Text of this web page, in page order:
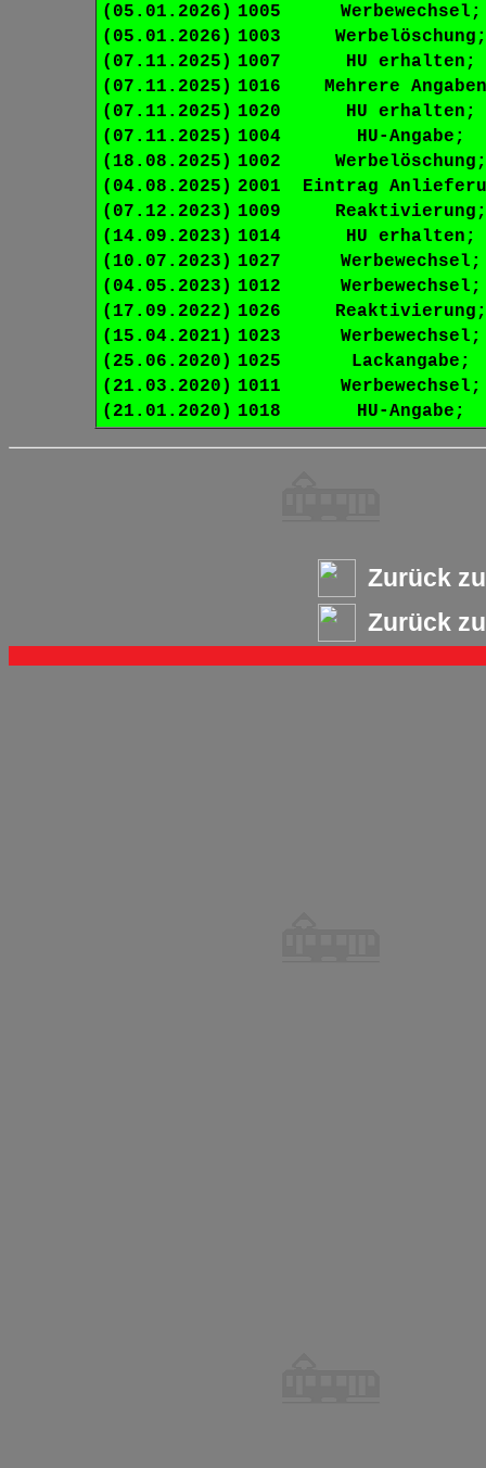
(05.01.2026) 1005
Werbewechsel;
(05.01.2026) 1003
Werbelöschung;
(07.11.2025) 1007
HU erhalten;
(07.11.2025) 1016
Mehrere
(07.11.2025) 1020
HU erhalten;
(07.11.2025) 1004
HU-Angabe;
(18.08.2025) 1002
Werbelöschung;
(04.08.2025) 2001
Eintrag
(07.12.2023) 1009
Reaktivierung;
(14.09.2023) 1014
HU erhalten;
(10.07.2023) 1027
Werbewechsel;
(04.05.2023) 1012
Werbewechsel;
(17.09.2022) 1026
Reaktivierung;
(15.04.2021) 1023
Werbewechsel;
(25.06.2020) 1025
Lackangabe;
(21.03.2020) 1011
Werbewechsel;
(21.01.2020) 1018 HU-Angabe;
Zurück
Zurück